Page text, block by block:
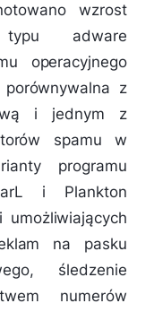
wzrost
typu adware
operacyjnego
z
i jednym z
spamu w
programu
i Plankton
na pasku
śledzenie
numerów